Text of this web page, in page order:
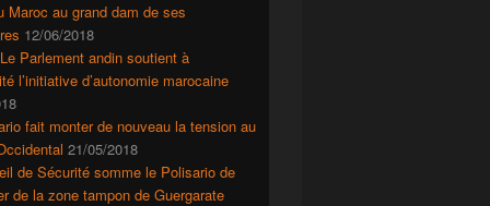
Maroc au grand dam de ses
12/06/2018
Parlement andin soutient à
l’initiative d’autonomie marocaine
fait monter de nouveau la tension au
21/05/2018
de Sécurité somme le Polisario de
de la zone tampon de Guergarate